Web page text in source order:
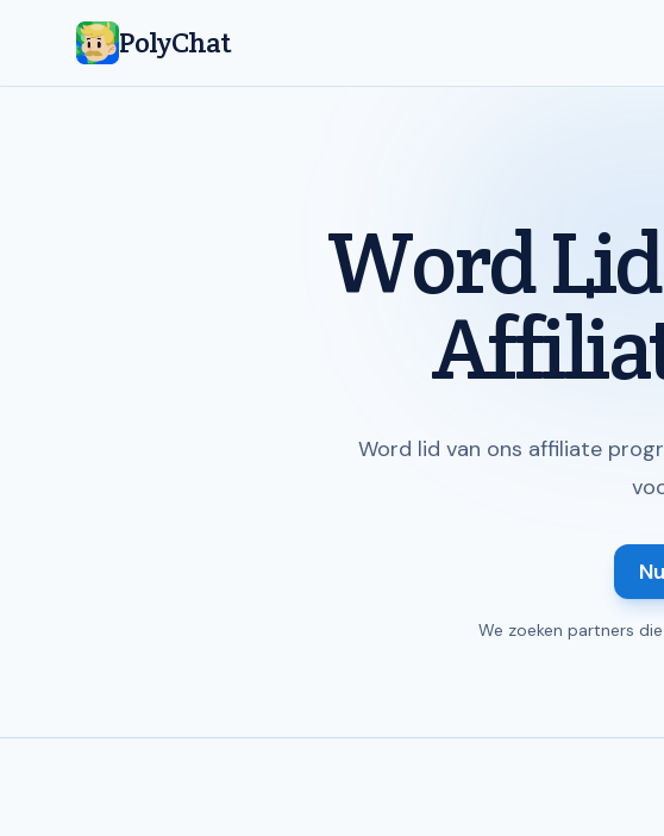
PolyChat
Word
Word lid van ons affiliate
We zoeken partners